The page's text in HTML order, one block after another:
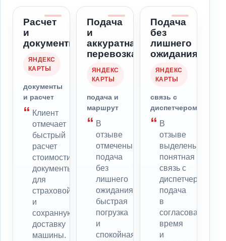
Расчет
и
документы
ЯНДЕКС
КАРТЫ
документы
и расчет
Клиент
отмечает
быстрый
расчет
стоимости,
документы
для
страховой
и
сохранную
доставку
машины.
Подача
и
аккуратная
перевозка
ЯНДЕКС
КАРТЫ
подача и
маршрут
В
отзыве
отмечены
подача
без
лишнего
ожидания,
быстрая
погрузка
и
спокойная
Подача
без
лишнего
ожидания
ЯНДЕКС
КАРТЫ
связь с
диспетчером
В
отзыве
выделены
понятная
связь с
диспетчером,
подача
в
согласованное
время
и